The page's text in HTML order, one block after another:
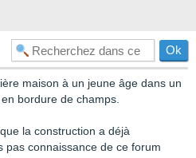
maison à un jeune âge dans un
bordure de champs.
la construction a déjà
pas connaissance de ce forum